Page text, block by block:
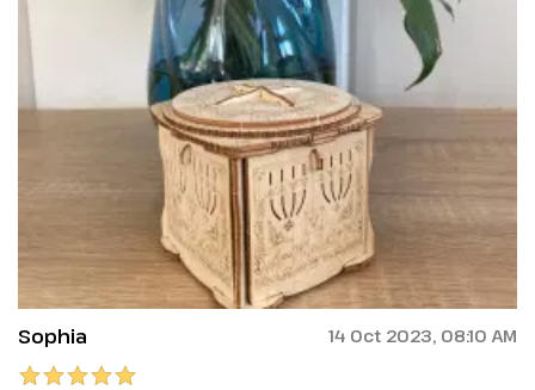
Sophia 14 Oct 2023, 08:10 AM